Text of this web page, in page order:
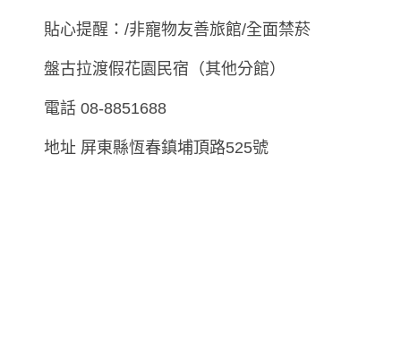
貼心提醒：/非寵物友善旅館/全面禁菸
盤古拉渡假花園民宿（其他分館）
電話 08-8851688
地址 屏東縣恆春鎮埔頂路525號